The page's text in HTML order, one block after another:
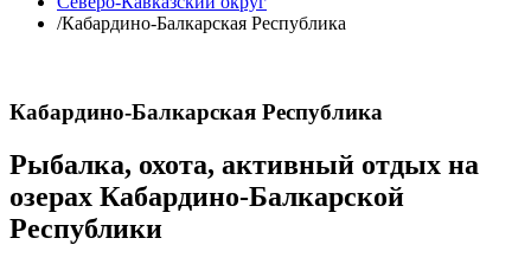
/Кабардино-Балкарская Республика
Кабардино-Балкарская Республика
Рыбалка, охота, активный отдых на
озерах Кабардино-Балкарской
Республики